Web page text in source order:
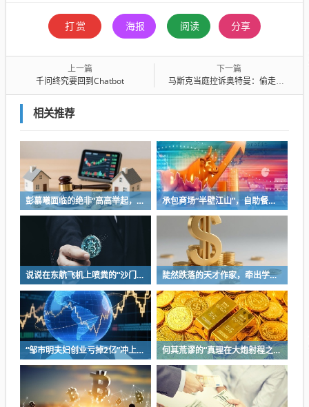
打赏 海报 阅读 分享
上一篇
千问终究要回到Chatbot
下一篇
马斯克当庭控诉奥特曼：偷走一家慈善机构是不对的
相关推荐
彭慕曦面临的绝非“高高举起，轻轻放下” 承包商场“半壁江山”，自助餐为什么越开越多？
说说在东航飞机上喷粪的“沙门世家” 陡然跌落的天才作家，牵出学界一个惊人的造假联盟
“邹市明夫妇创业亏掉2亿”冲上热搜！妻子冉莹颖自曝多个项目关停，不得不卖房偿债！ 何其荒谬的“真理在大炮射程之内”